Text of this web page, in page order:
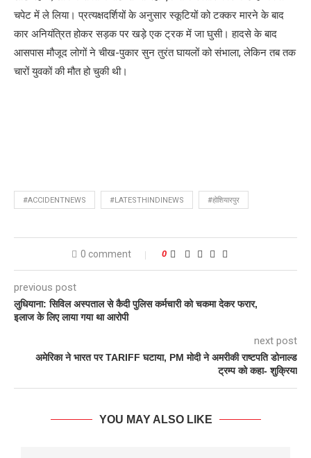
चपेट में ले लिया। प्रत्यक्षदर्शियों के अनुसार स्कूटियों को टक्कर मारने के बाद
कार अनियंत्रित होकर सड़क पर खड़े एक ट्रक में जा घुसी। हादसे के बाद
आसपास मौजूद लोगों ने चीख-पुकार सुन तुरंत घायलों को संभाला, लेकिन तब तक
चारों युवकों की मौत हो चुकी थी।
#ACCIDENTNEWS #LATESTHINDINEWS #होशियारपुर
0 comment 0
previous post
लुधियाना: सिविल अस्पताल से कैदी पुलिस कर्मचारी को चकमा देकर फरार,
इलाज के लिए लाया गया था आरोपी
next post
अमेरिका ने भारत पर TARIFF घटाया, PM मोदी ने अमरीकी राष्टपति डोनाल्ड
ट्रम्प को कहा- शुक्रिया
YOU MAY ALSO LIKE